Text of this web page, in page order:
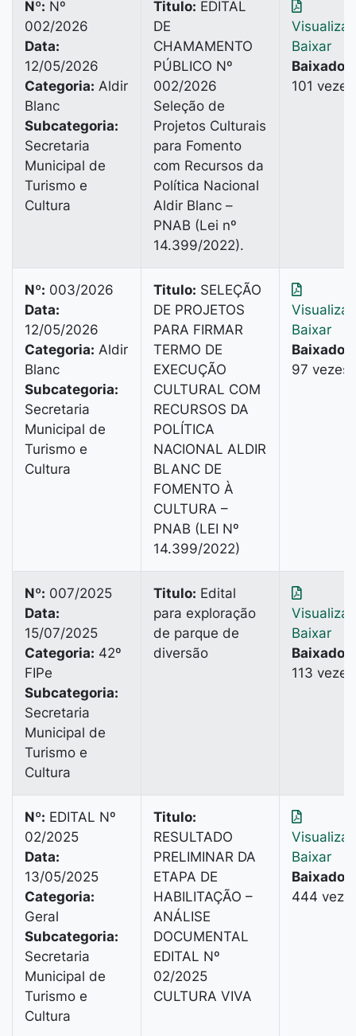
Nº: Nº
002/2026
Data:
12/05/2026
Categoria: Aldir
Blanc
Subcategoria:
Secretaria
Municipal de
Turismo e
Cultura
Titulo: EDITAL
DE
CHAMAMENTO
PÚBLICO Nº
002/2026
Seleção de
Projetos Culturais
para Fomento
com Recursos da
Política Nacional
Aldir Blanc –
PNAB (Lei nº
14.399/2022).
Baixar
Baixado:
101 vezes
Nº: 003/2026
Data:
12/05/2026
Categoria: Aldir
Blanc
Subcategoria:
Secretaria
Municipal de
Turismo e
Cultura
Titulo: SELEÇÃO
DE PROJETOS
PARA FIRMAR
TERMO DE
EXECUÇÃO
CULTURAL COM
RECURSOS DA
POLÍTICA
NACIONAL ALDIR
BLANC DE
FOMENTO À
CULTURA –
PNAB (LEI Nº
14.399/2022)
Baixar
Baixado:
97 vezes
Nº: 007/2025
Data:
15/07/2025
Categoria: 42º
FIPe
Subcategoria:
Secretaria
Municipal de
Turismo e
Cultura
Titulo: Edital
para exploração
de parque de
diversão
Baixar
Baixado:
113 vezes
Nº: EDITAL Nº
02/2025
Data:
13/05/2025
Categoria:
Geral
Subcategoria:
Secretaria
Municipal de
Turismo e
Cultura
Titulo:
RESULTADO
PRELIMINAR DA
ETAPA DE
HABILITAÇÃO –
ANÁLISE
DOCUMENTAL
EDITAL Nº
02/2025
CULTURA VIVA
Baixar
Baixado:
444